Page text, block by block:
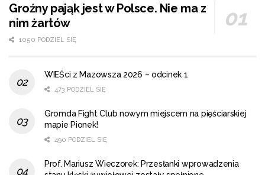
Groźny pająk jest w Polsce. Nie ma z
nim żartów
1050 PODZIEL SIĘ
WIEŚci z Mazowsza 2026 – odcinek 1
473 PODZIEL SIĘ
Gromda Fight Club nowym miejscem na pięściarskiej
mapie Pionek!
490 PODZIEL SIĘ
Prof. Mariusz Wieczorek: Przesłanki wprowadzenia